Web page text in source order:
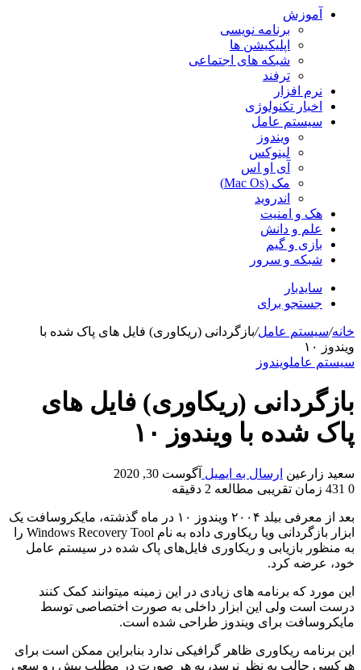
آموزش
برنامه نویسی
اپلیکیشن ها
شبکه های اجتماعی
ترفند
نرم افزار
اخبار تکنولوژی
سیستم عامل
ویندوز
لینوکس
آی او اس
مک (Mac Os)
اندروید
هک و امنیت
علم و دانش
بازی و گیم
شبکه و سرور
سایدبار
جستجو برای
خانه/سیستم عامل/بازگردانی (ریکاوری) فایل های پاک شده با
ویندوز ۱۰
سیستم عاملویندوز
بازگردانی (ریکاوری) فایل های
پاک شده با ویندوز ۱۰
سعید زارعین ارسال به ایمیل آگوست 30, 2020
0
زمان تقریبی مطالعه 2 دقیقه
بعد از معرفی بیلد ۲۰۰۴ ویندوز ۱۰ در ماه گذشته، مایکروسافت یک
ابزار بازگردانی ویا ریکاوری داده به نام Windows Recovery Tool را
به منظور بازیابی و ریکاوری فایل‌های پاک شده در سیستم عامل
خود، عرضه کرد.
این مورد که برنامه های زیادی در این زمینه میتوانند کمک کنند
درست است ولی این ابزار داخلی به صورت اختصاصی توسط
مایکروسافت برای ویندوز طراحی شده است.
این برنامه ریکاوری ظاهر گرافیکی ندارد بنابراین ممکن است برای
هرکسی جالب به نظر نرسد، به هر صورت در مطلب پیش رو سعی